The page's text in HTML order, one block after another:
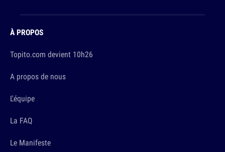
À PROPOS
Topito.com devient 10h26
A propos de nous
L'équipe
La FAQ
Le Manifeste